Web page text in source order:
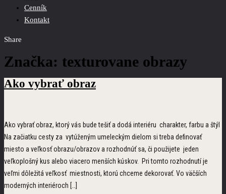
Cenník
Kontakt
Share
Značka: texturovane obrazy
Ako vybrať obraz
Ako vybrať obraz, ktorý vás bude tešiť a dodá interiéru charakter, farbu a štýl
Na začiatku cesty za vytúženým umeleckým dielom si treba definovať
miesto a veľkosť obrazu/obrazov a rozhodnúť sa, či použijete jeden
veľkoplošný kus alebo viacero menších kúskov. Pri tomto rozhodnutí je
veľmi dôležitá veľkosť miestnosti, ktorú chceme dekorovať. Vo väčších
moderných interiéroch […]